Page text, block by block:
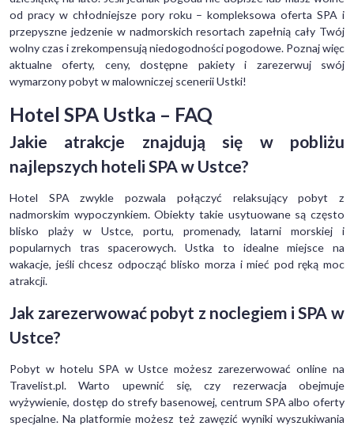
od pracy w chłodniejsze pory roku – kompleksowa oferta SPA i
przepyszne jedzenie w nadmorskich resortach zapełnią cały Twój
wolny czas i zrekompensują niedogodności pogodowe. Poznaj więc
aktualne oferty, ceny, dostępne pakiety i zarezerwuj swój
wymarzony pobyt w malowniczej scenerii Ustki!
Hotel SPA Ustka – FAQ
Jakie atrakcje znajdują się w pobliżu
najlepszych hoteli SPA w Ustce?
Hotel SPA zwykle pozwala połączyć relaksujący pobyt z
nadmorskim wypoczynkiem. Obiekty takie usytuowane są często
blisko plaży w Ustce, portu, promenady, latarni morskiej i
popularnych tras spacerowych. Ustka to idealne miejsce na
wakacje, jeśli chcesz odpocząć blisko morza i mieć pod ręką moc
atrakcji.
Jak zarezerwować pobyt z noclegiem i SPA w
Ustce?
Pobyt w hotelu SPA w Ustce możesz zarezerwować online na
Travelist.pl. Warto upewnić się, czy rezerwacja obejmuje
wyżywienie, dostęp do strefy basenowej, centrum SPA albo oferty
specjalne. Na platformie możesz też zawęzić wyniki wyszukiwania